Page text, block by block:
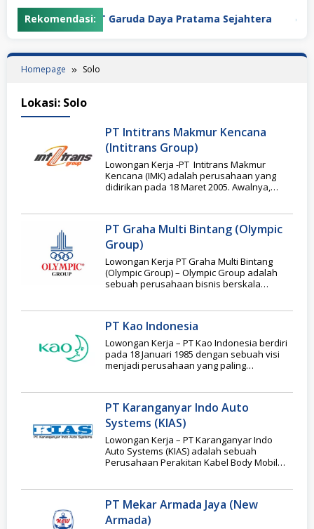
Rekomendasi:PT Garuda Daya Pratama Sejahtera
Homepage Solo
Lokasi: Solo
PT Intitrans Makmur Kencana
(Intitrans Group)
Lowongan Kerja -PT Intitrans Makmur
Kencana (IMK) adalah perusahaan yang
didirikan pada 18 Maret 2005. Awalnya,
PT Graha Multi Bintang (Olympic
Group)
Lowongan Kerja PT Graha Multi Bintang
(Olympic Group) – Olympic Group adalah
sebuah perusahaan bisnis berskala
PT Kao Indonesia
Lowongan Kerja – PT Kao Indonesia berdiri
pada 18 Januari 1985 dengan sebuah visi
menjadi perusahaan yang paling
PT Karanganyar Indo Auto
Systems (KIAS)
Lowongan Kerja – PT Karanganyar Indo
Auto Systems (KIAS) adalah sebuah
Perusahaan Perakitan Kabel Body Mobil
PT Mekar Armada Jaya (New
Armada)